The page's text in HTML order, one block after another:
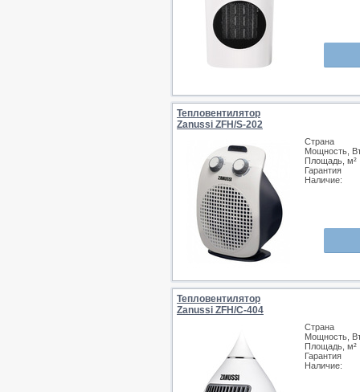
Тепловентилятор
Zanussi ZFH/S-202
Страна
Мощность,
Площадь, м²
Гарантия
Наличие:
Тепловентилятор
Zanussi ZFH/C-404
Страна
Мощность,
Площадь, м²
Гарантия
Наличие: